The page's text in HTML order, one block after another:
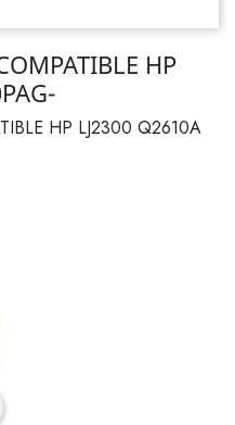
HP
HP LJ2300 Q2610A